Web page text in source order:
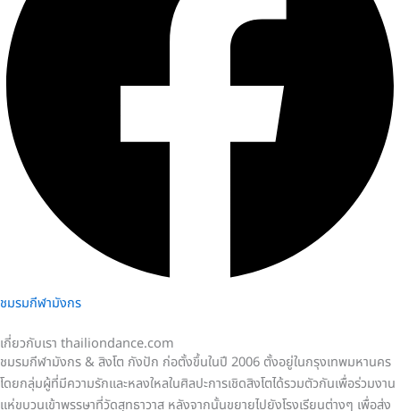
ชมรมกีฬามังกร
เกี่ยวกับเรา thailiondance.com
ชมรมกีฬามังกร & สิงโต กังปัก ก่อตั้งขึ้นในปี 2006 ตั้งอยู่ในกรุงเทพมหานคร
โดยกลุ่มผู้ที่มีความรักและหลงใหลในศิลปะการเชิดสิงโตได้รวมตัวกันเพื่อร่วมงาน
แห่ขบวนเข้าพรรษาที่วัดสุทธาวาส หลังจากนั้นขยายไปยังโรงเรียนต่างๆ เพื่อส่ง